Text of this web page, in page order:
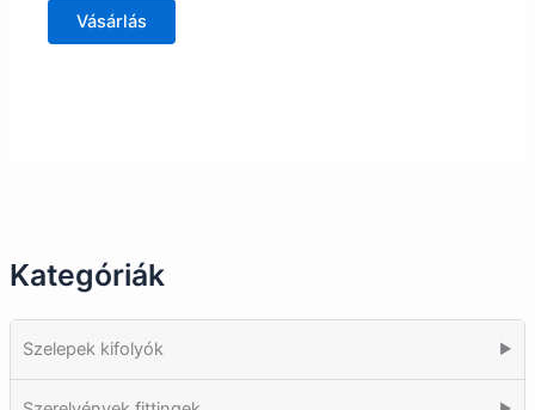
Kategóriák
Szelepek kifolyók ▶
Vásárlás